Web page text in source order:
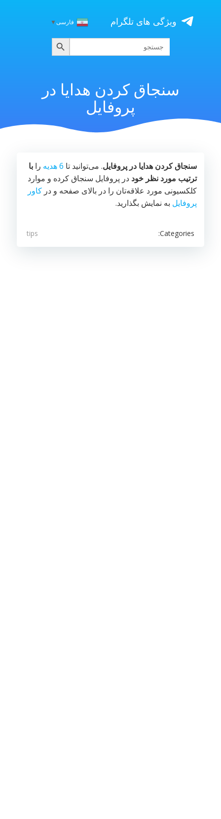
content
ویژگی های تلگرام فارسی▼
جستجو
برای:
جستجو
سنجاق کردن هدایا در
پروفایل
سنجاق کردن هدایا در پروفایل. می‌توانید تا 6 هدیه را با
ترتیب مورد نظر خود در پروفایل سنجاق کرده و موارد
کلکسیونی مورد علاقه‌تان را در بالای صفحه و در کاور
پروفایل به نمایش بگذارید.
Categories:
tips